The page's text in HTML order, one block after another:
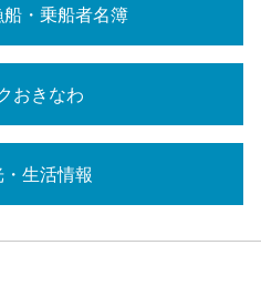
船・乗船者名簿
おきなわ
生活情報